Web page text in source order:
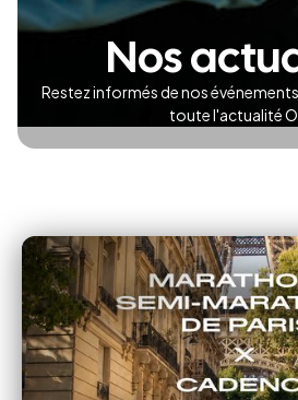
Nos
Restez informés de nos
toute l'actualité